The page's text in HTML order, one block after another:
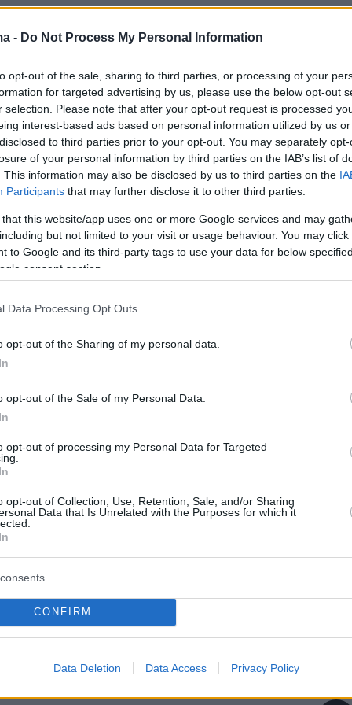
- Do Not Process My Personal Information
opt-out of the sale, sharing to third parties, or processing of your
for targeted advertising by us, please use the below opt-out
selection. Please note that after your opt-out request is processed
interest-based ads based on personal information utilized by us
to third parties prior to your opt-out. You may separately
of your personal information by third parties on the IAB’s list of
This information may also be disclosed by us to third parties on the
Participants that may further disclose it to other third parties.
that this website/app uses one or more Google services and may
but not limited to your visit or usage behaviour. You may
to Google and its third-party tags to use your data for below
consent section.
Data Processing Opt Outs
opt-out of the Sharing of my personal data.
opt-out of the Sale of my Personal Data.
opt-out of processing my Personal Data for Targeted
opt-out of Collection, Use, Retention, Sale, and/or Sharing
Data that Is Unrelated with the Purposes for which it
CONFIRM
Data Deletion Data Access Privacy Policy
την ΕΡΤ, στο παρελθόν ο δήμος
είχε έρθει σε συνεννόηση με το δήμο
και το δήμο Πυλαίας-Χορτιάτη για να
να «σπάσουν» την αγέλη, να γίνουν
και να απομακρυνθούν, αλλά τα
ξανά στην περιοχή.
υπογραφές ζητώντας την τήρηση πιο
στο Protothema.gr
(28)